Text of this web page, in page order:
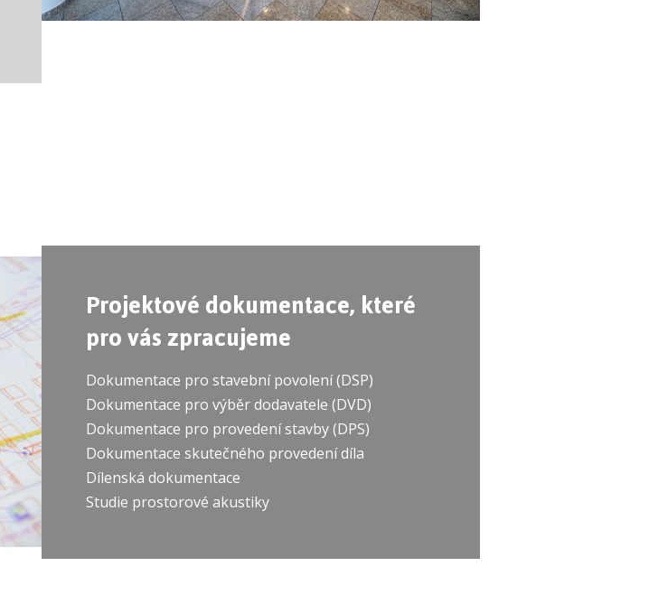
Projektové dokumentace, které
pro vás zpracujeme
Dokumentace pro stavební povolení (DSP)
Dokumentace pro výběr dodavatele (DVD)
Dokumentace pro provedení stavby (DPS)
Dokumentace skutečného provedení díla
Dílenská dokumentace
Studie prostorové akustiky